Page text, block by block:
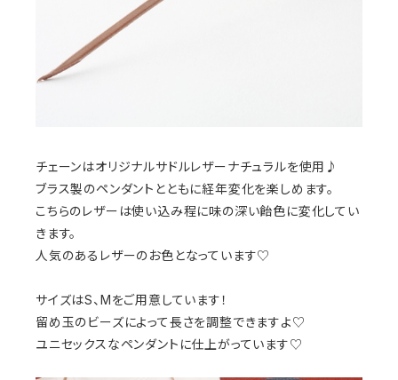
チェーンはオリジナルサドルレザーナチュラルを使用♪
ブラス製のペンダントとともに経年変化を楽しめます。
こちらのレザーは使い込み程に味の深い飴色に変化してい
きます。
人気のあるレザーのお色となっています♡
サイズはS、Mをご用意しています！
留め玉のビーズによって長さを調整できますよ♡
ユニセックスなペンダントに仕上がっています♡